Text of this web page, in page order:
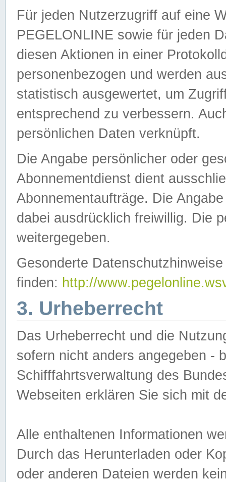
Für jeden Nutzerzugriff auf eine
PEGELONLINE sowie für jeden
diesen Aktionen in einer
personenbezogen und werden
statistisch ausgewertet, um
entsprechend zu verbessern.
persönlichen Daten verknüpft.
Die Angabe persönlicher oder
Abonnementdienst dient
Abonnementaufträge. Die
dabei ausdrücklich freiwillig. Die
weitergegeben.
Gesonderte
finden: http://
3. Urheberrecht
Das Urheberrecht und die
sofern nicht anders angegeben -
Schifffahrtsverwaltung des
Webseiten erklären Sie sich mit
Alle enthaltenen Informationen
Durch das Herunterladen oder
oder anderen Dateien werden